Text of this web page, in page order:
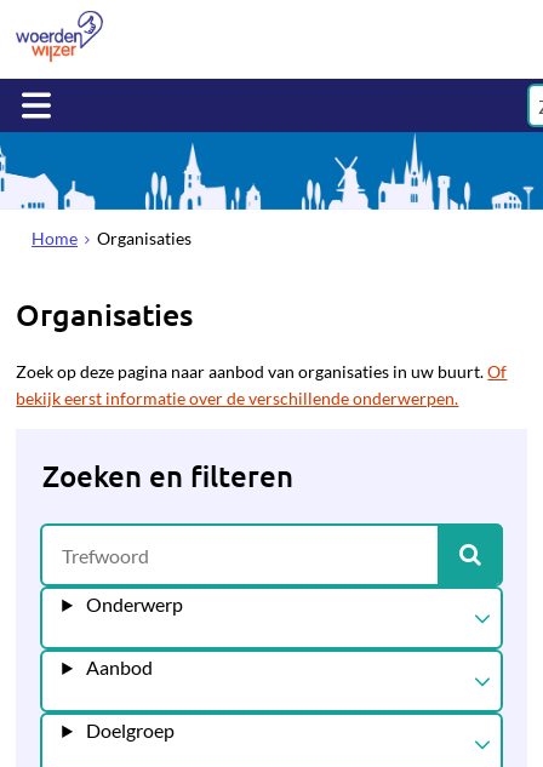
Home Organisaties
Organisaties
Zoek op deze pagina naar aanbod van organisaties in uw buurt.Of
bekijk eerst informatie over de verschillende onderwerpen.
Zoeken en filteren
Onderwerp
Aanbod
Doelgroep